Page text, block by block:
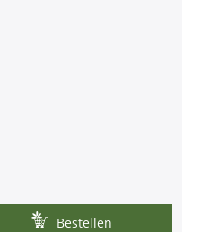
Bestellen